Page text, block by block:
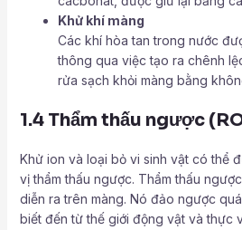
Khử khí màng
Các khí hòa tan trong nước
thông qua việc tạo ra chênh
rửa sạch khỏi màng bằng
1.4 Thẩm thấu ngược
Khử ion và loại bỏ vi sinh vật có thể
vị thẩm thấu ngược. Thẩm thấu
diễn ra trên màng. Nó đảo ngược
biết đến từ thế giới động vật và thực